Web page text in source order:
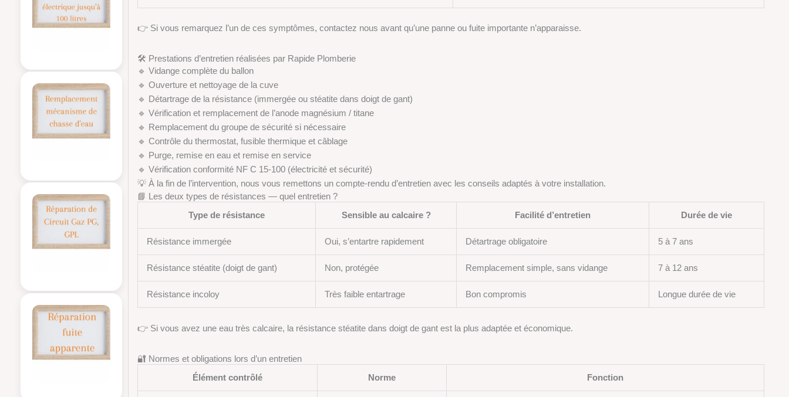
👉 Si vous remarquez l’un de ces symptômes, contactez nous avant qu’une panne ou fuite importante n’apparaisse.
🛠️ Prestations d’entretien réalisées par Rapide Plomberie
🔹 Vidange complète du ballon
🔹 Ouverture et nettoyage de la cuve
🔹 Détartrage de la résistance (immergée ou stéatite dans doigt de gant)
🔹 Vérification et remplacement de l’anode magnésium / titane
🔹 Remplacement du groupe de sécurité si nécessaire
🔹 Contrôle du thermostat, fusible thermique et câblage
🔹 Purge, remise en eau et remise en service
🔹 Vérification conformité NF C 15-100 (électricité et sécurité)
💡 À la fin de l’intervention, nous vous remettons un compte-rendu d’entretien avec les conseils adaptés à votre installation.
📘 Les deux types de résistances — quel entretien ?
Type de résistance
Sensible au calcaire ? Facilité d’entretien Durée de vie
Résistance immergée Oui, s’entartre rapidement Détartrage obligatoire 5 à 7 ans
Résistance stéatite (doigt de gant) Non, protégée Remplacement simple, sans vidange 7 à 12 ans
Résistance incoloy Très faible entartrage Bon compromis Longue durée de vie
👉 Si vous avez une eau très calcaire, la résistance stéatite dans doigt de gant est la plus adaptée et économique.
🔐 Normes et obligations lors d’un entretien
Élément contrôlé
Norme Fonction